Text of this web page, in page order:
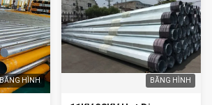
BĂNG HÌNH BĂNG HÌNH